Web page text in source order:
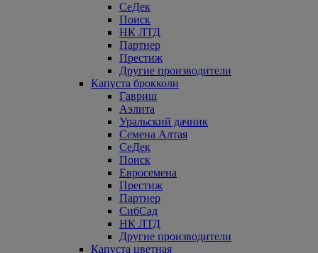
СеДек
Поиск
НК ЛТД
Партнер
Престиж
Другие производители
Капуста брокколи
Гавриш
Аэлита
Уральский дачник
Семена Алтая
СеДек
Поиск
Евросемена
Престиж
Партнер
СибСад
НК ЛТД
Другие производители
Капуста цветная